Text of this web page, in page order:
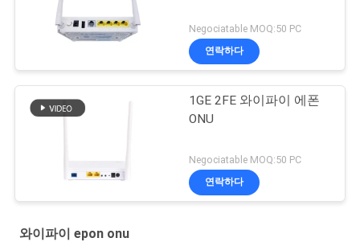
Negociatable MOQ:50 PC
연락하다
1GE 2FE 와이파이 에폰
ONU
Negociatable MOQ:50 PC
연락하다
와이파이 epon onu